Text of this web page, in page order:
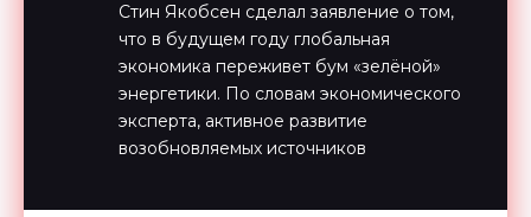
Стин Якобсен сделал заявление о том,
что в будущем году глобальная
экономика переживет бум «зелёной»
энергетики. По словам экономического
эксперта, активное развитие
возобновляемых источников